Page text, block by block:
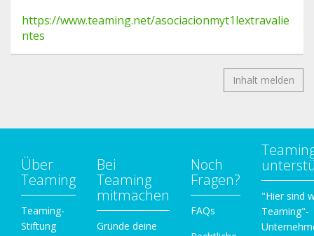
https://www.teaming.net/asociacionmyt1lextravalie
ntes
Inhalt melden
Über
Teaming
Teaming-
Stiftung
Bei
Teaming
mitmachen
Gründe deine
Noch
Fragen?
FAQs
"Hier sind
Teaming"-